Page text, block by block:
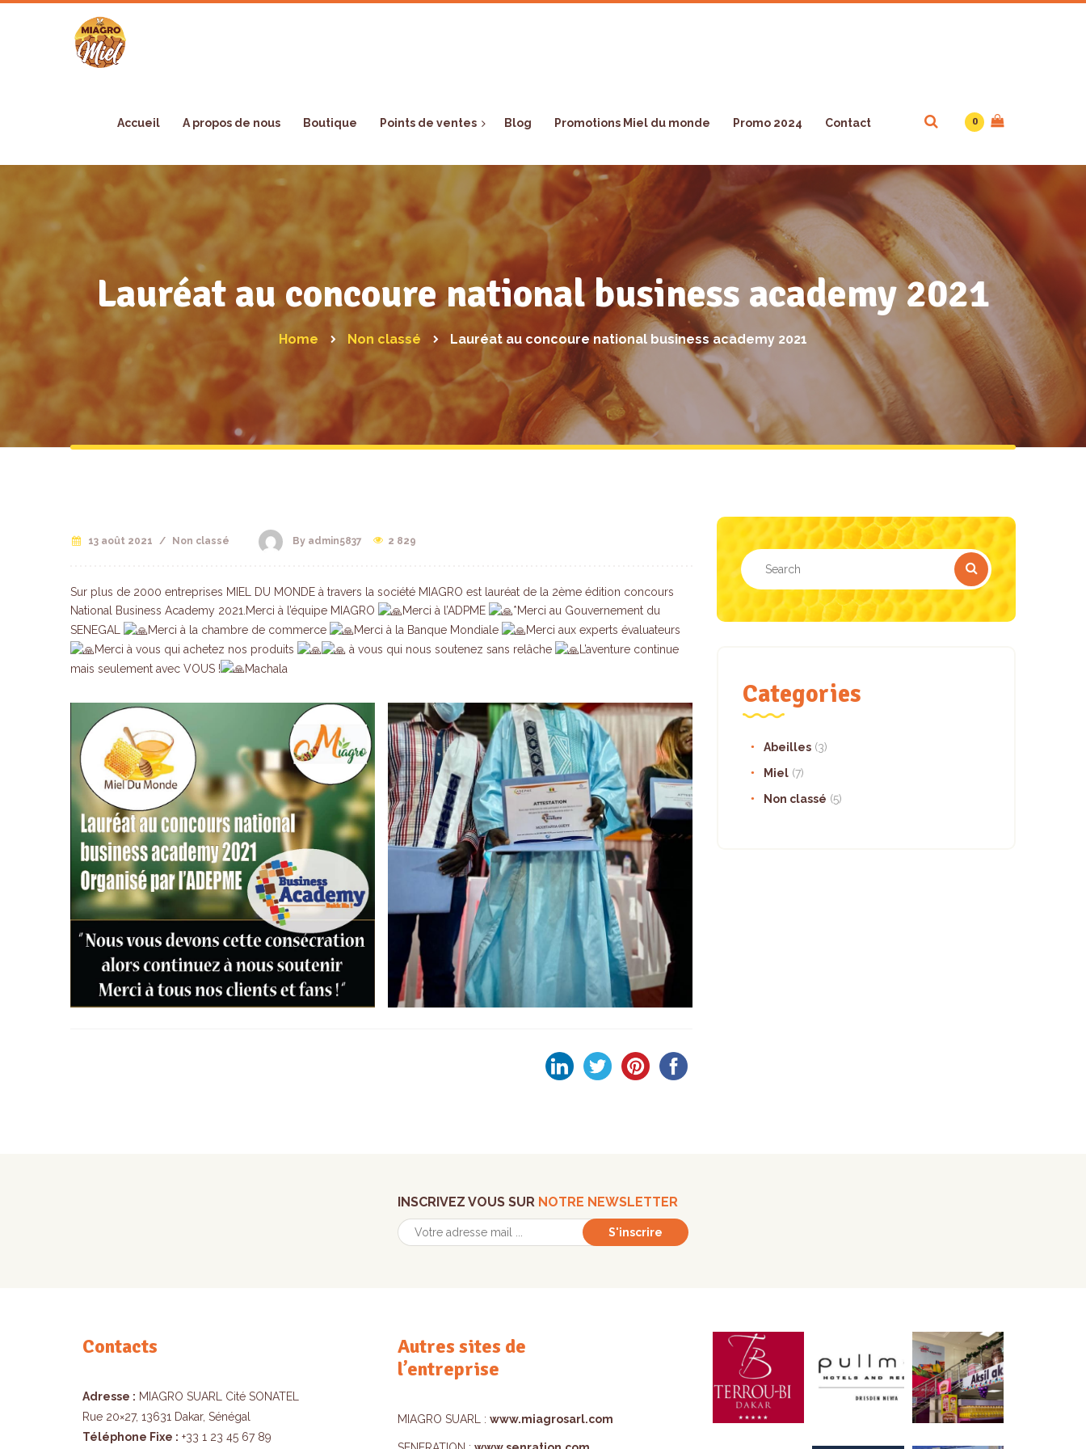
Accueil A propos de nous Boutique Points de ventes Blog Promotions Miel du monde Promo 2024 Contact 0
Lauréat au concoure national business academy 2021
Home Non classé Lauréat au concoure national business academy 2021
13 août 2021 / Non classé By admin5837 2 829
Sur plus de 2000 entreprises MIEL DU MONDE à travers la société MIAGRO est lauréat de la 2ème édition concours
National Business Academy 2021.Merci à l’équipe MIAGRO
Merci à l’ADPME
*Merci au Gouvernement du
SENEGAL
Merci à la chambre de commerce Merci à la Banque Mondiale
Merci aux experts évaluateurs
Merci à vous qui achetez nos produits
à vous qui nous soutenez sans relâche
L’aventure continue
mais seulement avec VOUS !
Machala
Categories
Abeilles (3)
Miel (7)
Non classé (5)
INSCRIVEZ VOUS SUR NOTRE NEWSLETTER
S'inscrire
Contacts
Adresse : MIAGRO SUARL Cité SONATEL
Rue 20×27, 13631 Dakar, Sénégal
Téléphone Fixe : +33 1 23 45 67 89
Autres sites de
l’entreprise
MIAGRO SUARL : www.miagrosarl.com